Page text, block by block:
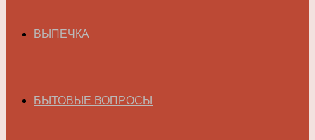
ВЫПЕЧКА
БЫТОВЫЕ ВОПРОСЫ